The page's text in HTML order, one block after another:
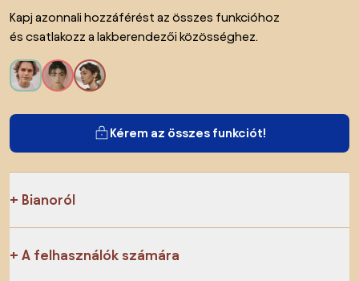
Kapj azonnali hozzáférést az összes funkcióhoz
és csatlakozz a lakberendezői közösséghez.
Kérem az összes funkciót!
Bianoról
A felhasználók számára